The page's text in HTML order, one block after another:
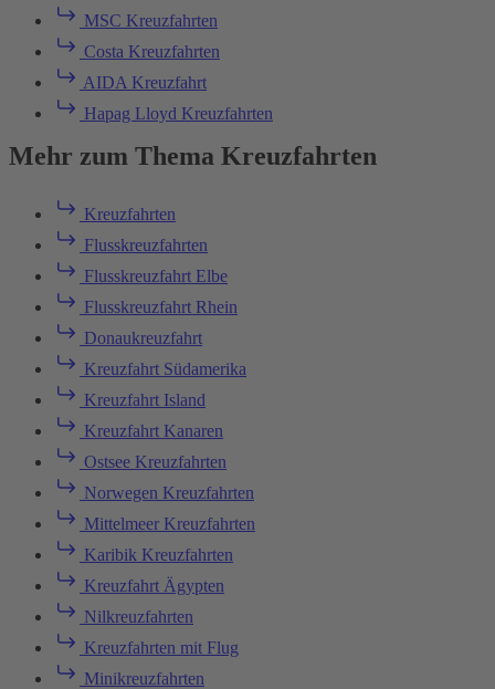
MSC Kreuzfahrten
Costa Kreuzfahrten
AIDA Kreuzfahrt
Hapag Lloyd Kreuzfahrten
Mehr zum Thema Kreuzfahrten
Kreuzfahrten
Flusskreuzfahrten
Flusskreuzfahrt Elbe
Flusskreuzfahrt Rhein
Donaukreuzfahrt
Kreuzfahrt Südamerika
Kreuzfahrt Island
Kreuzfahrt Kanaren
Ostsee Kreuzfahrten
Norwegen Kreuzfahrten
Mittelmeer Kreuzfahrten
Karibik Kreuzfahrten
Kreuzfahrt Ägypten
Nilkreuzfahrten
Kreuzfahrten mit Flug
Minikreuzfahrten